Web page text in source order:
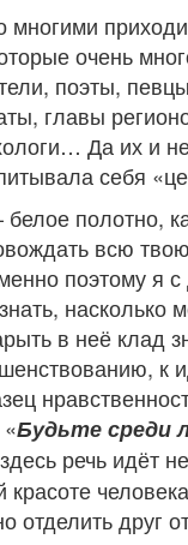
многими
очень
поэты,
главы
Да их и
себя
полотно,
всю
поэтому я
в неё клад
Будьте среди
речь идёт
красоте
отделить друг